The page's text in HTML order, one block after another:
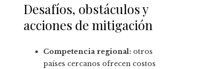
Desafíos, obstáculos y
acciones de mitigación
Competencia regional: otros
países cercanos ofrecen costos